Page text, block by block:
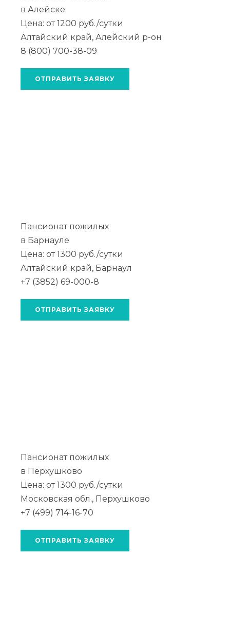
в Алейске
Цена: от 1200 руб./сутки
Алтайский край, Алейский р-он
8 (800) 700-38-09
ОТПРАВИТЬ ЗАЯВКУ
Пансионат пожилых
в Барнауле
Цена: от 1300 руб./сутки
Алтайский край, Барнаул
+7 (3852) 69-000-8
ОТПРАВИТЬ ЗАЯВКУ
Пансионат пожилых
в Перхушково
Цена: от 1300 руб./сутки
Московская обл., Перхушково
+7 (499) 714-16-70
ОТПРАВИТЬ ЗАЯВКУ